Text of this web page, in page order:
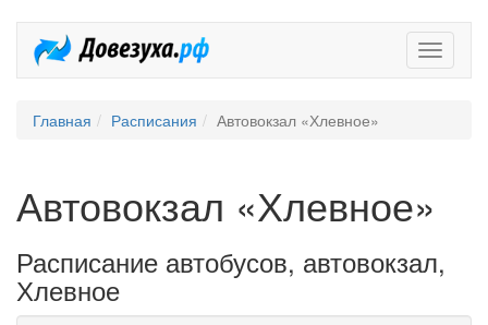
Главная Расписания Автовокзал «Хлевное»
Автовокзал «Хлевное»
Расписание автобусов, автовокзал,
Хлевное